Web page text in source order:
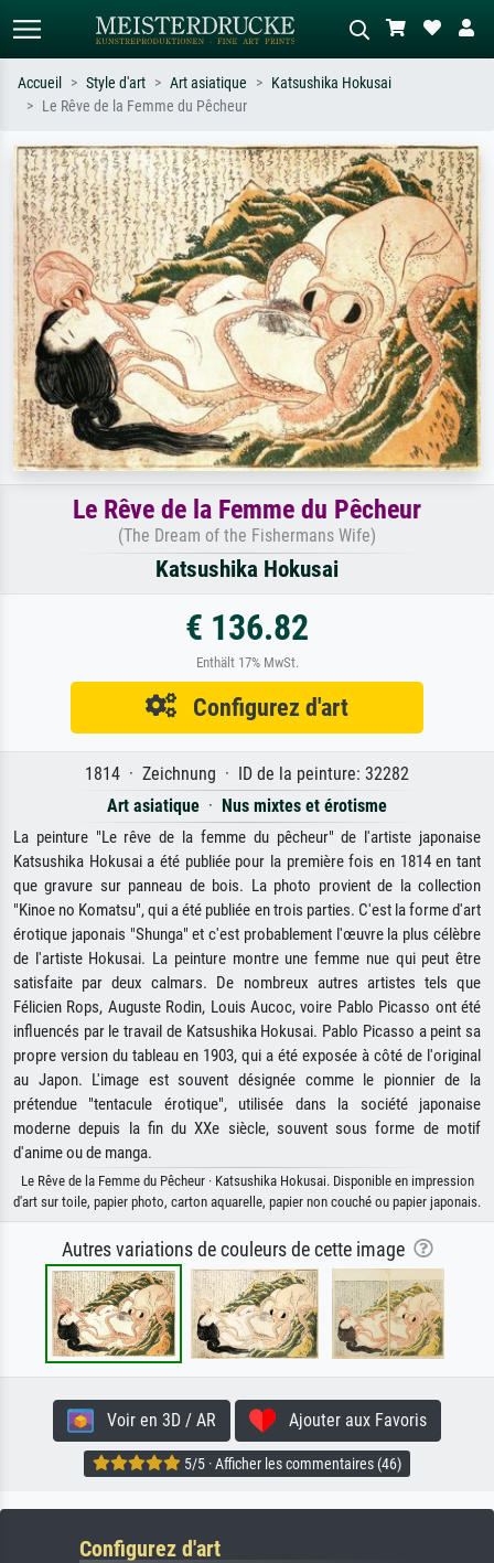
Recherchez par artiste, titre ou style –
ex. Monet, Nuit étoilée,
impressionnisme, vague de Hokusai,
nu.
Décrivez la scène – ex. prairie verte,
abstrait avec beaucoup de rouge,
tableau sombre, nu debout près d'un
arbre.
Accueil Style d'art Art asiatique
Katsushika Hokusai
Le Rêve de la Femme du Pêcheur
Le Rêve de la Femme du Pêcheur
(The Dream of the Fishermans Wife)
Katsushika Hokusai
€ 136.82
Enthält 17% MwSt.
Configurez d'art
1814 · Zeichnung · ID de la peinture: 32282
Art asiatique · Nus mixtes et érotisme
La peinture "Le rêve de la femme du pêcheur" de l'artiste japonaise
Katsushika Hokusai a été publiée pour la première fois en 1814 en tant
que gravure sur panneau de bois. La photo provient de la collection
"Kinoe no Komatsu", qui a été publiée en trois parties. C'est la forme d'art
érotique japonais "Shunga" et c'est probablement l'œuvre la plus célèbre
de l'artiste Hokusai. La peinture montre une femme nue qui peut être
satisfaite par deux calmars. De nombreux autres artistes tels que
Félicien Rops, Auguste Rodin, Louis Aucoc, voire Pablo Picasso ont été
influencés par le travail de Katsushika Hokusai. Pablo Picasso a peint sa
propre version du tableau en 1903, qui a été exposée à côté de l'original
au Japon. L'image est souvent désignée comme le pionnier de la
prétendue "tentacule érotique", utilisée dans la société japonaise
moderne depuis la fin du XXe siècle, souvent sous forme de motif
d'anime ou de manga.
Le Rêve de la Femme du Pêcheur · Katsushika Hokusai. Disponible en impression
d'art sur toile, papier photo, carton aquarelle, papier non couché ou papier japonais.
Autres variations de couleurs de cette image
Voir en 3D / AR Ajouter aux Favoris
5/5 · Afficher les commentaires (46)
Configurez d'art